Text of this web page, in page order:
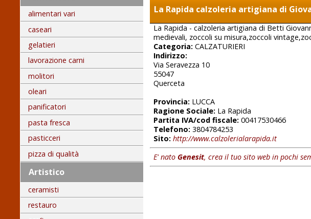
alimentari vari
caseari
gelatieri
lavorazione carni
molitori
oleari
panificatori
pasta fresca
pasticceri
pizza di qualità
Artistico
ceramisti
restauro
La Rapida calzoleria artigiana di
La Rapida - calzoleria artigiana di Betti
medievali, zoccoli su misura,zoccoli
Categoria: CALZATURIERI
Indirizzo:
Via Seravezza 10
55047
Querceta
Provincia: LUCCA
Ragione Sociale: La Rapida
Partita IVA/cod fiscale: 00417530466
Telefono: 3804784253
Sito: http://www.calzolerialarapida.it
E' nato Genesit, crea il tuo sito web in pochi